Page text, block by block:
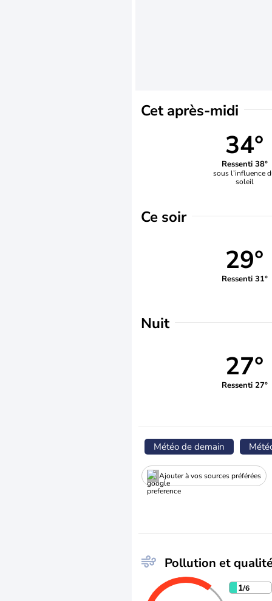
Cet après-midi
34°
Ressenti 38°
sous l’influence
soleil
Ce soir
29°
Ressenti 31°
Nuit
27°
Ressenti 27°
Météo de demain
Ajouter à vos sources préférées
Pollution et
1/6